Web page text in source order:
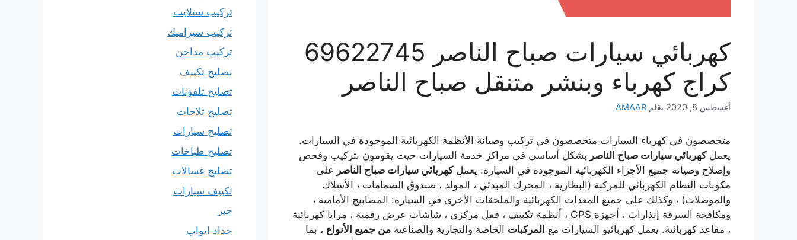
كهربائي سيارات صباح الناصر 69622745
كراج كهرباء وبنشر متنقل صباح الناصر
أغسطس 8, 2020 بقلم AMAAR
متخصصون في كهرباء السيارات متخصصون في تركيب وصيانة الأنظمة الكهربائية الموجودة في السيارات.
يعملكهربائي سيارات صباح الناصر بشكل أساسي في مراكز خدمة السيارات حيث يقومون بتركيب وفحص
وإصلاح وصيانة جميع الأجزاء الكهربائية الموجودة في السيارة. يعملكهربائي سيارات صباح الناصر على
مكونات النظام الكهربائي للمركبة (البطارية ، المحرك المبدئي ، المولد ، صندوق الصمامات ، الأسلاك
والموصلات) ، وكذلك على جميع المعدات الكهربائية والملحقات الأخرى في السيارة: المصابيح الأمامية ،
ومكافحة السرقة إنذارات ، أجهزة GPS ، أنظمة تكييف ، قفل مركزي ، شاشات عرض رقمية ، مرايا كهربائية
، مقاعد كهربائية. يعمل كهربائيو السيارات مع المركبات الخاصة والتجارية والصناعية من جميع الأنواع ، بما
تركيب ستلايت
تركيب سيراميك
تركيب مداخن
تصليح تكييف
تصليح تلفونات
تصليح ثلاجات
تصليح سيارات
تصليح طباخات
تصليح غسالات
تكييف سيارات
حبر
حداد ابواب